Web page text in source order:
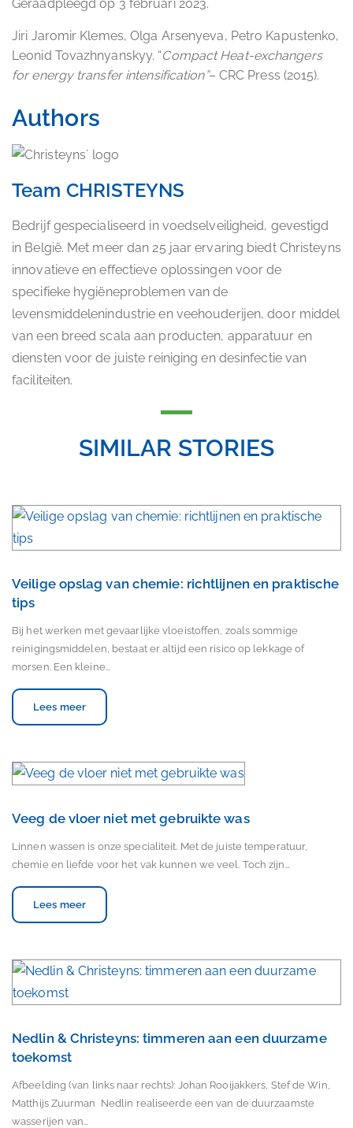
Geraadpleegd op 3 februari 2023.
Jiri Jaromir Klemes, Olga Arsenyeva, Petro Kapustenko,
Leonid Tovazhnyanskyy. “Compact Heat-exchangers
for energy transfer intensification”– CRC Press (2015).
Authors
Team CHRISTEYNS
Bedrijf gespecialiseerd in voedselveiligheid, gevestigd
in België. Met meer dan 25 jaar ervaring biedt Christeyns
innovatieve en effectieve oplossingen voor de
specifieke hygiëneproblemen van de
levensmiddelenindustrie en veehouderijen, door middel
van een breed scala aan producten, apparatuur en
diensten voor de juiste reiniging en desinfectie van
faciliteiten.
SIMILAR STORIES
Veilige opslag van chemie: richtlijnen en praktische
tips
Bij het werken met gevaarlijke vloeistoffen, zoals sommige
reinigingsmiddelen, bestaat er altijd een risico op lekkage of
morsen. Een kleine…
Lees meer
Veeg de vloer niet met gebruikte was
Linnen wassen is onze specialiteit. Met de juiste temperatuur,
chemie en liefde voor het vak kunnen we veel. Toch zijn…
Lees meer
Nedlin & Christeyns: timmeren aan een duurzame
toekomst
Afbeelding (van links naar rechts): Johan Rooijakkers, Stef de Win,
Matthijs Zuurman Nedlin realiseerde een van de duurzaamste
wasserijen van…